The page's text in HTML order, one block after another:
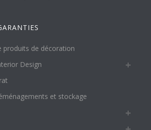
produits de décoration
Design
et stockage